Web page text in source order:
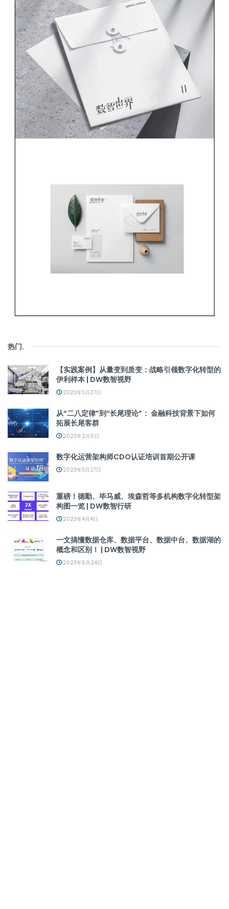
热门.
【实践案例】从量变到质变：战略引领数字化转型的
伊利样本 | DW数智视野
2023年3月27日
从“二八定律”到“长尾理论”： 金融科技背景下如何
拓展长尾客群
2023年2月6日
数字化运营架构师CDO认证培训首期公开课
2023年3月27日
重磅！德勤、毕马威、埃森哲等多机构数字化转型架
构图一览 | DW数智行研
2023年4月4日
一文搞懂数据仓库、数据平台、数据中台、数据湖的
概念和区别！ | DW数智视野
2023年5月24日